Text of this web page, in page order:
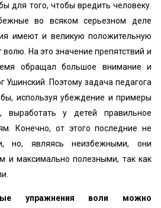
для того, чтобы вредить человеку.
во всяком серьезном деле
имеют и великую положительную
На это значение препятствий и
обращал большое внимание и
Ушинский. Поэтому задача педагога
используя убеждение и примеры
выработать у детей правильное
Конечно, от этого последние не
но, являясь неизбежными, они
и максимально полезными, так как
упражнения воли можно